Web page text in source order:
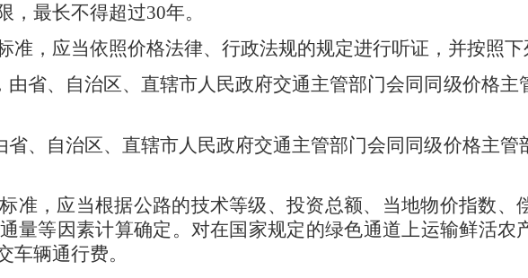
，最长不得超过30年。
准，应当依照价格法律、行政法规的规定进行听证，并按照下
省、自治区、直辖市人民政府交通主管部门会同同级价格主
、自治区、直辖市人民政府交通主管部门会同同级价格主管
准，应当根据公路的技术等级、投资总额、当地物价指数、
量等因素计算确定。对在国家规定的绿色通道上运输鲜活农
车辆通行费。